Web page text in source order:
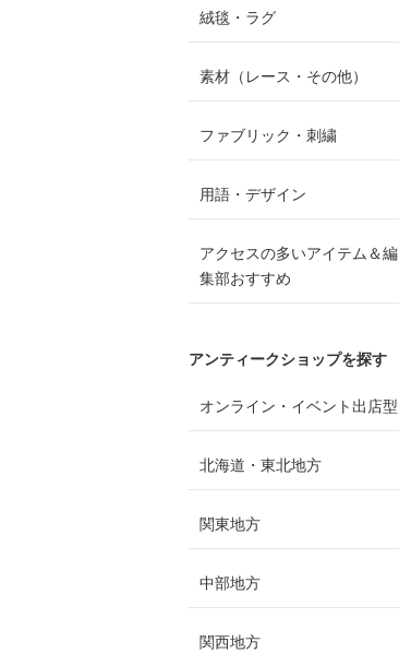
絨毯・ラグ
素材（レース・その他）
ファブリック・刺繍
用語・デザイン
アクセスの多いアイテム＆編
集部おすすめ
アンティークショップを探す
オンライン・イベント出店型
北海道・東北地方
関東地方
中部地方
関西地方